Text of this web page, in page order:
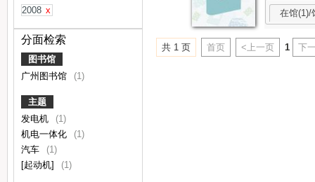
2008 x
分面检索
图书馆
广州图书馆
(1)
主题
发电机
(1)
机电一体化
(1)
汽车
(1)
[起动机]
(1)
在馆(1)/
共 1 页 首页 <上一页 1 下